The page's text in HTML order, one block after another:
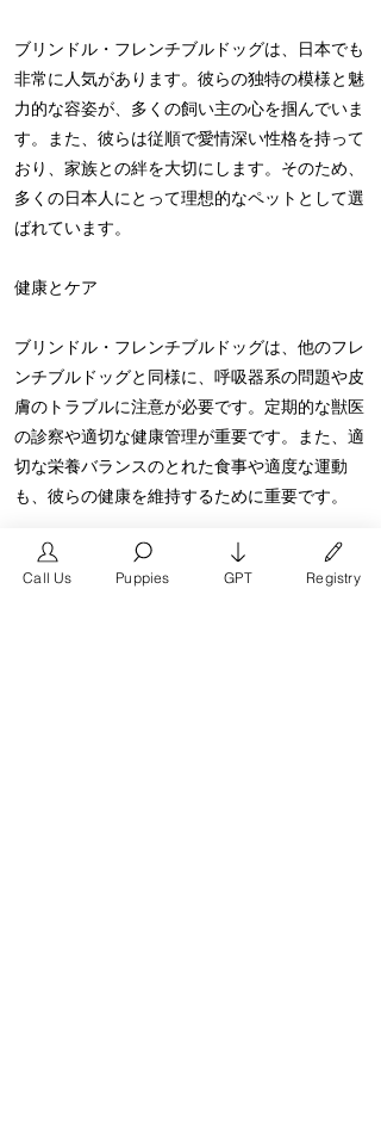
ブリンドル・フレンチブルドッグは、日本でも
非常に人気があります。彼らの独特の模様と魅
力的な容姿が、多くの飼い主の心を掴んでいま
す。また、彼らは従順で愛情深い性格を持って
おり、家族との絆を大切にします。そのため、
多くの日本人にとって理想的なペットとして選
ばれています。
健康とケア
ブリンドル・フレンチブルドッグは、他のフレ
ンチブルドッグと同様に、呼吸器系の問題や皮
膚のトラブルに注意が必要です。定期的な獣医
の診察や適切な健康管理が重要です。また、適
切な栄養バランスのとれた食事や適度な運動
も、彼らの健康を維持するために重要です。
まとめ
Call Us Puppies GPT Registry